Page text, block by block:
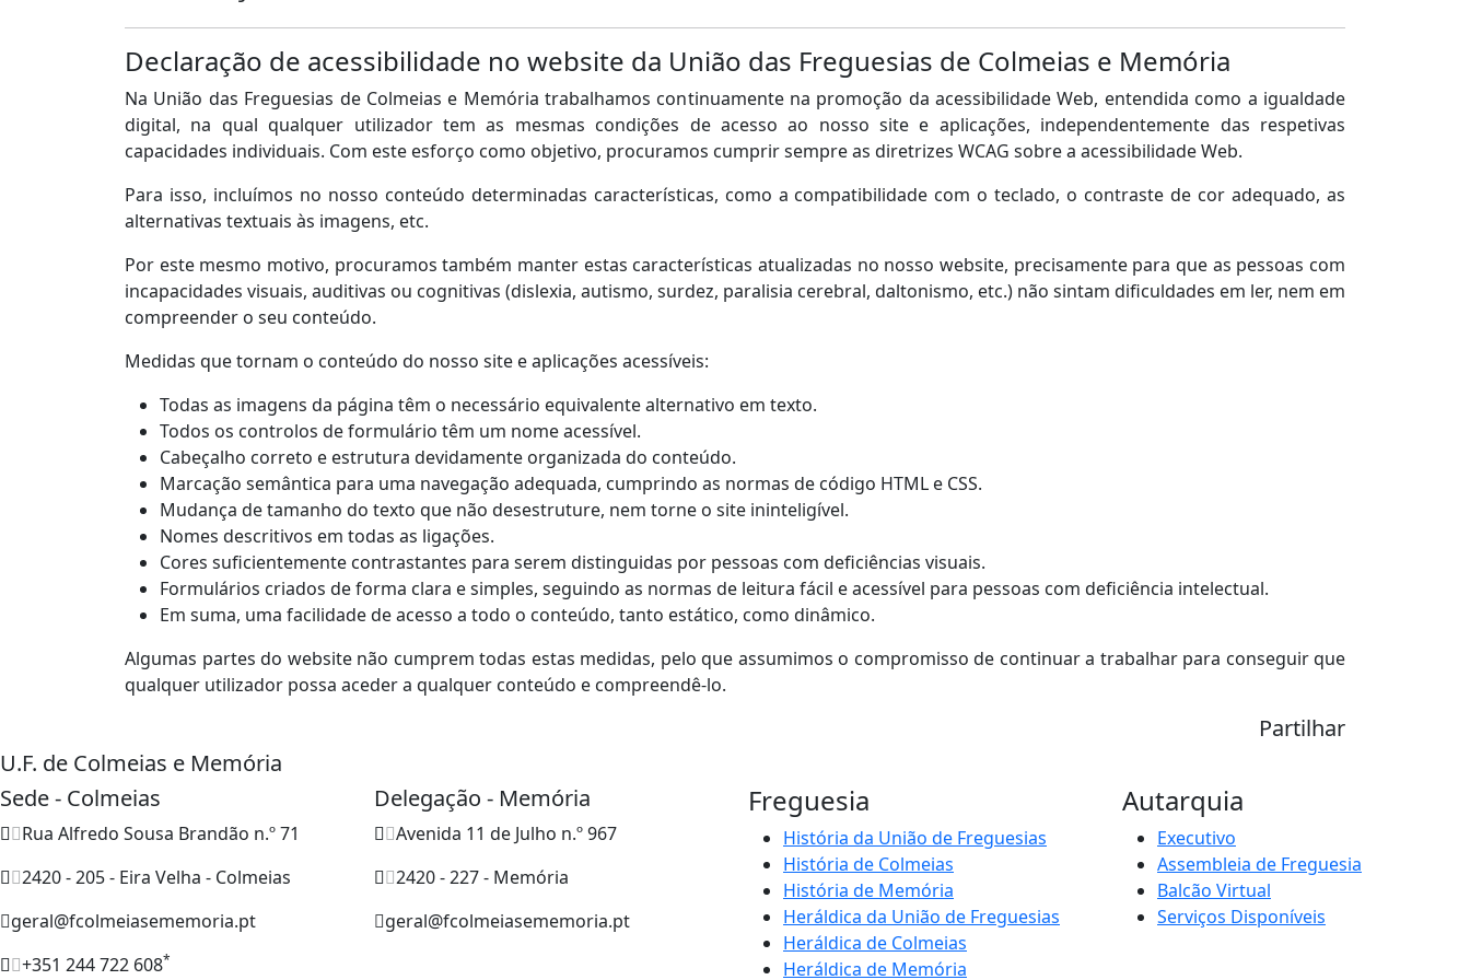
Declaração de acessibilidade no website da União das Freguesias de Colmeias e Memória
Na União das Freguesias de Colmeias e Memória trabalhamos continuamente na promoção da acessibilidade Web, entendida como a igualdade
digital, na qual qualquer utilizador tem as mesmas condições de acesso ao nosso site e aplicações, independentemente das respetivas
capacidades individuais. Com este esforço como objetivo, procuramos cumprir sempre as diretrizes WCAG sobre a acessibilidade Web.
Para isso, incluímos no nosso conteúdo determinadas características, como a compatibilidade com o teclado, o contraste de cor adequado, as
alternativas textuais às imagens, etc.
Por este mesmo motivo, procuramos também manter estas características atualizadas no nosso website, precisamente para que as pessoas com
incapacidades visuais, auditivas ou cognitivas (dislexia, autismo, surdez, paralisia cerebral, daltonismo, etc.) não sintam dificuldades em ler, nem em
compreender o seu conteúdo.
Medidas que tornam o conteúdo do nosso site e aplicações acessíveis:
Todas as imagens da página têm o necessário equivalente alternativo em texto.
Todos os controlos de formulário têm um nome acessível.
Cabeçalho correto e estrutura devidamente organizada do conteúdo.
Marcação semântica para uma navegação adequada, cumprindo as normas de código HTML e CSS.
Mudança de tamanho do texto que não desestruture, nem torne o site ininteligível.
Nomes descritivos em todas as ligações.
Cores suficientemente contrastantes para serem distinguidas por pessoas com deficiências visuais.
Formulários criados de forma clara e simples, seguindo as normas de leitura fácil e acessível para pessoas com deficiência intelectual.
Em suma, uma facilidade de acesso a todo o conteúdo, tanto estático, como dinâmico.
Algumas partes do website não cumprem todas estas medidas, pelo que assumimos o compromisso de continuar a trabalhar para conseguir que
qualquer utilizador possa aceder a qualquer conteúdo e compreendê-lo.
Partilhar
U.F. de Colmeias e Memória
Sede - Colmeias
Rua Alfredo Sousa Brandão n.º 71
2420 - 205 - Eira Velha - Colmeias
geral@fcolmeiasememoria.pt
+351 244 722 608*
Delegação - Memória
Avenida 11 de Julho n.º 967
2420 - 227 - Memória
geral@fcolmeiasememoria.pt
Freguesia
História da União de Freguesias
História de Colmeias
História de Memória
Heráldica da União de Freguesias
Heráldica de Colmeias
Heráldica de Memória
Autarquia
Executivo
Assembleia de Freguesia
Balcão Virtual
Serviços Disponíveis